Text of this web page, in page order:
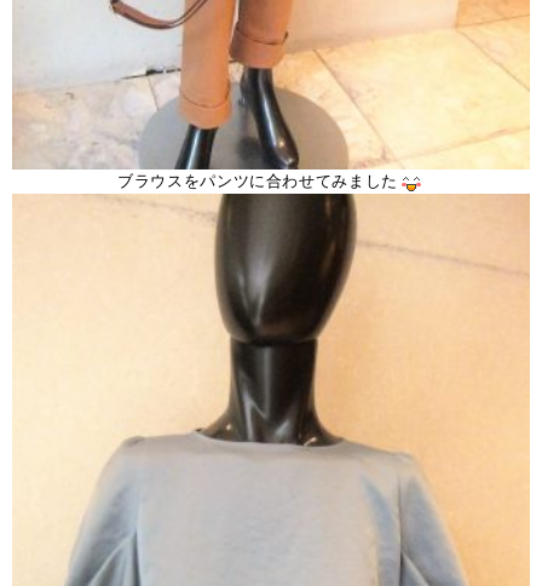
ブラウスをパンツに合わせてみました